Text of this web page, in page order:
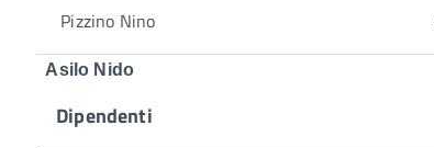
Pizzino Nino
Asilo Nido
Dipendenti